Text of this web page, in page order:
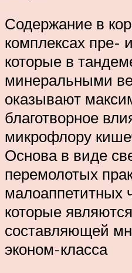
Содержание в
комплексах пре-
которые в
минеральными
оказывают
благотворное
микрофлору
Основа в виде
перемолотых
малоаппетитных
которые
составляющей
эконом-класса